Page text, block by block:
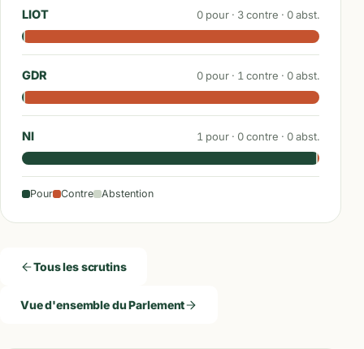
LIOT 0 pour · 3contre · 0abst.
GDR 0 pour · 1 contre · 0abst.
NI 1 pour · 0contre · 0abst.
Pour Contre Abstention
Tous les scrutins
Vue d'ensemble du Parlement